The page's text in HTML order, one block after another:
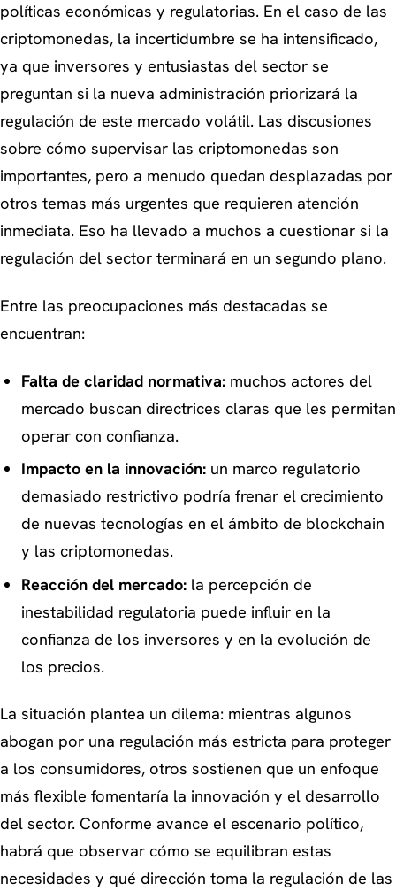
políticas económicas y regulatorias. En el caso de las
criptomonedas, la incertidumbre se ha intensificado,
ya que inversores y entusiastas del sector se
preguntan si la nueva administración priorizará la
regulación de este mercado volátil. Las discusiones
sobre cómo supervisar las criptomonedas son
importantes, pero a menudo quedan desplazadas por
otros temas más urgentes que requieren atención
inmediata. Eso ha llevado a muchos a cuestionar si la
regulación del sector terminará en un segundo plano.
Entre las preocupaciones más destacadas se
encuentran:
Falta de claridad normativa:muchos actores del
mercado buscan directrices claras que les permitan
operar con confianza.
Impacto en la innovación:un marco regulatorio
demasiado restrictivo podría frenar el crecimiento
de nuevas tecnologías en el ámbito de blockchain
y las criptomonedas.
Reacción del mercado:la percepción de
inestabilidad regulatoria puede influir en la
confianza de los inversores y en la evolución de
los precios.
La situación plantea un dilema: mientras algunos
abogan por una regulación más estricta para proteger
a los consumidores, otros sostienen que un enfoque
más flexible fomentaría la innovación y el desarrollo
del sector. Conforme avance el escenario político,
habrá que observar cómo se equilibran estas
necesidades y qué dirección toma la regulación de las